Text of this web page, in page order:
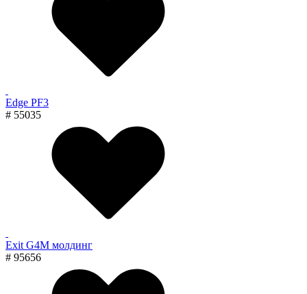
Edge PF3
# 55035
Exit G4M молдинг
# 95656